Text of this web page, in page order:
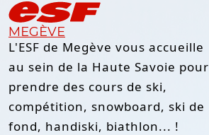
MEGÈVE
L'ESF de Megève vous accueille
au sein de la Haute Savoie pour
prendre des cours de ski,
compétition, snowboard, ski de
fond, handiski, biathlon... !